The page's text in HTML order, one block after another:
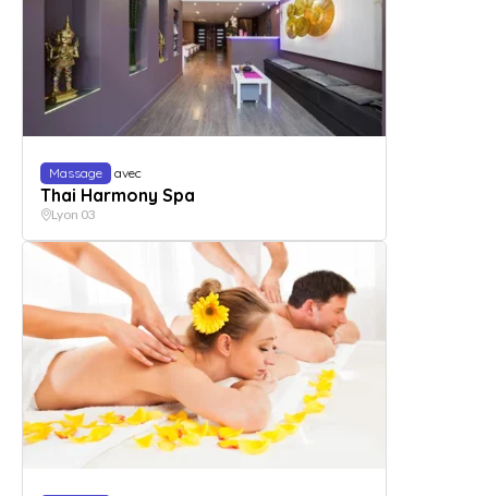
Massage avec
Thai Harmony Spa
Lyon 03